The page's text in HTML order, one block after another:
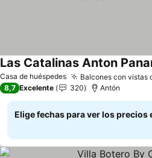
Casa de huéspedes Balcones con vistas
Las Catalinas Anton
8,7 Excelente 320 Antón
Elige fechas para ver los precios